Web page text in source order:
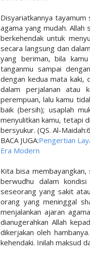
Disyariatkannya
agama yang mudah.
berkehendak untuk
secara langsung dan
yang beriman, bila
tanganmu sampai
dengan kedua mata kaki,
dalam perjalanan atau
perempuan, lalu kamu
baik (bersih); usaplah
menyulitkan kamu, tetapi
bersyukur. (QS. Al-
BACA JUGA:Pengertian
Era Modern
Kita bisa
berwudhu dalam
seseorang yang sakit
orang yang meninggal
menjalankan ajaran
dianugerahkan Allah
dikerjakan oleh
kehendaki. Inilah maksud